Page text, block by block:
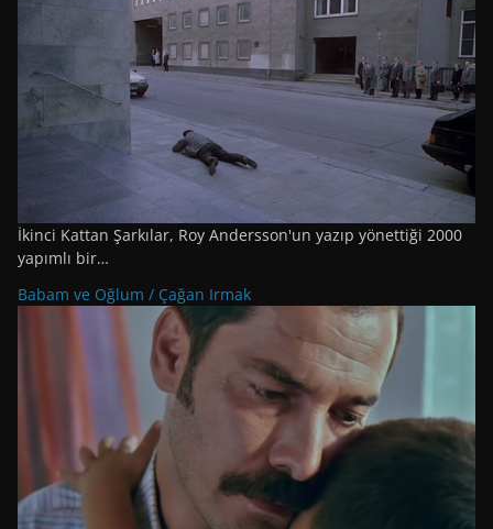
İkinci Kattan Şarkılar, Roy Andersson'un yazıp yönettiği 2000
yapımlı bir…
Babam ve Oğlum / Çağan Irmak